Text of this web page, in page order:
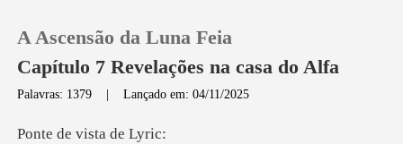
A Ascensão da Luna Feia
Capítulo 7 Revelações na casa do Alfa
Palavras: 1379 |Lançado em: 04/11/2025
vista d